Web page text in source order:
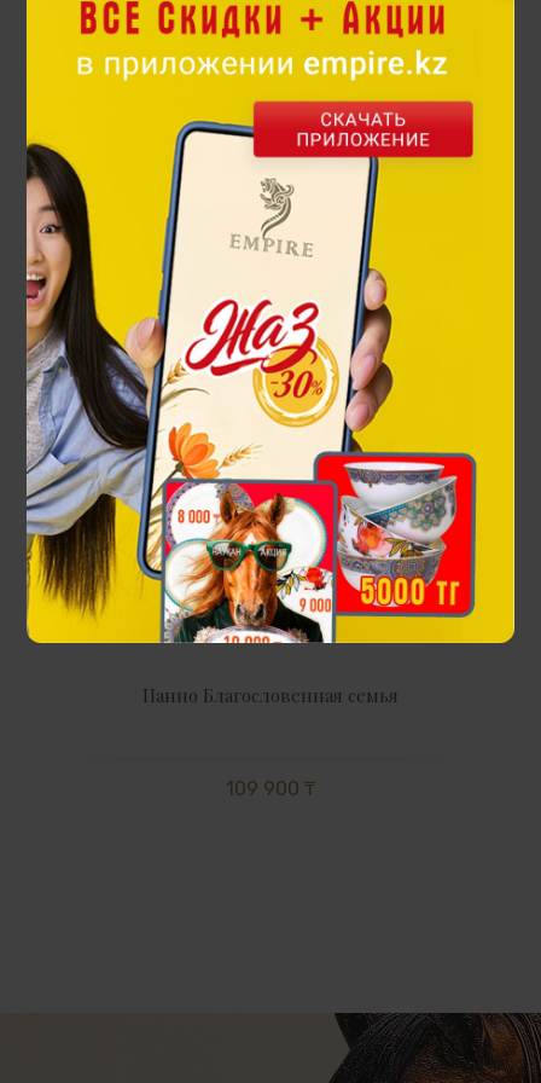
80 430 ₸
114 900 ₸
Панно Благословенная семья
109 900 ₸